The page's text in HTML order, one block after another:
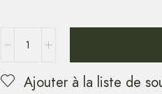
Ajouter à la liste de